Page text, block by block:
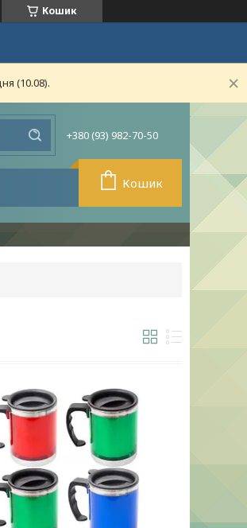
Кошик
(10.08).
+380 (93) 982-70-50
Кошик